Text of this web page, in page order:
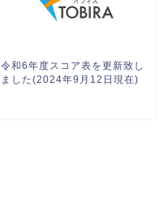
令和6年度スコア表を更新致し
ました(2024年9月12日現在)